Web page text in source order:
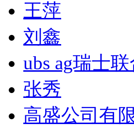
王萍
刘鑫
ubs ag瑞士
张秀
高盛公司有